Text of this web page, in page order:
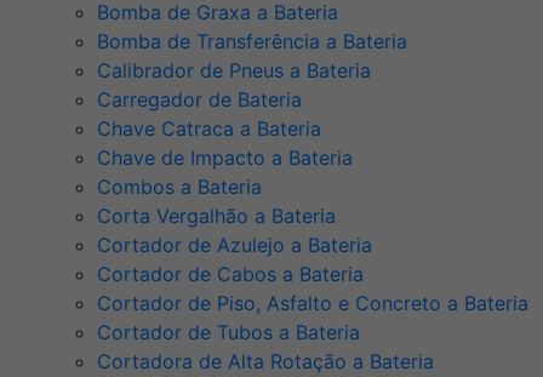
Bomba de Graxa a Bateria
Bomba de Transferência a Bateria
Calibrador de Pneus a Bateria
Carregador de Bateria
Chave Catraca a Bateria
Chave de Impacto a Bateria
Combos a Bateria
Corta Vergalhão a Bateria
Cortador de Azulejo a Bateria
Cortador de Cabos a Bateria
Cortador de Piso, Asfalto e Concreto a Bateria
Cortador de Tubos a Bateria
Cortadora de Alta Rotação a Bateria